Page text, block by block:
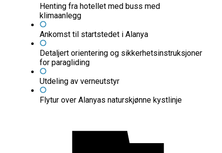
Henting fra hotellet med buss med
klimaanlegg
Ankomst til startstedet i Alanya
Detaljert orientering og sikkerhetsinstruksjoner
for paragliding
Utdeling av verneutstyr
Flytur over Alanyas naturskjønne kystlinje